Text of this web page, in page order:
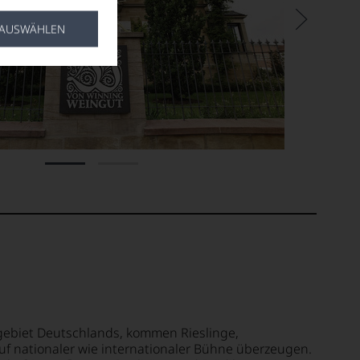
Deutschlands, kommen Rieslinge,
nationaler wie internationaler Bühne überzeugen.